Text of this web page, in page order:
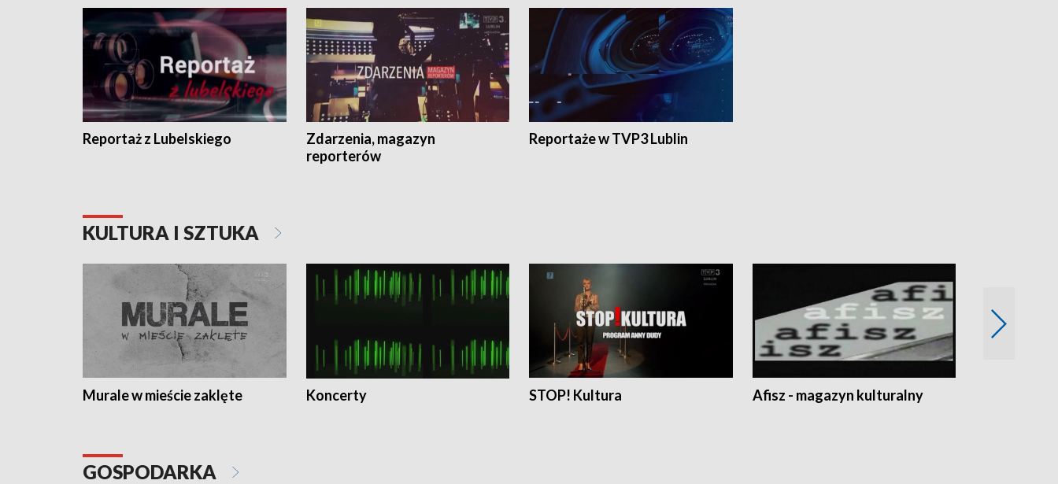
Reportaż z Lubelskiego
Zdarzenia, magazyn
reporterów
Reportaże w TVP3 Lublin
KULTURA I SZTUKA
Murale w mieście zaklęte Koncerty STOP! Kultura Afisz - magazyn kulturalny
GOSPODARKA